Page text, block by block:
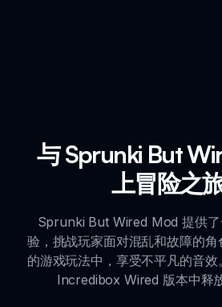
与 Sprunki But
上冒险之
Sprunki But Wired Mod 提供了
验，挑战玩家面对混乱和故障的
的游戏玩法中，享受不平凡的音
Incredibox Wired 版本中释